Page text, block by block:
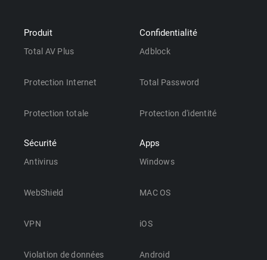
Produit
Total AV Plus
Protection Internet
Protection totale
Sécurité
Antivirus
WebShield
VPN
Violation de données
Confidentialité
Adblock
Total Password
Protection d'identité
Apps
Windows
MAC OS
iOS
Android